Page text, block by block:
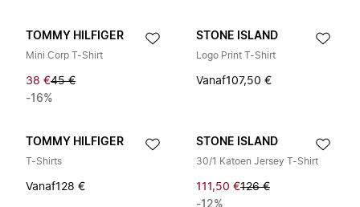
TOMMY HILFIGER
Mini Corp T-Shirt
38 €45 €
-16%
STONE ISLAND
Logo Print T-Shirt
Vanaf107,50 €
TOMMY HILFIGER
T-Shirts
Vanaf128 €
STONE ISLAND
30/1 Katoen Jersey T-Shirt
111,50 €126 €
-12%